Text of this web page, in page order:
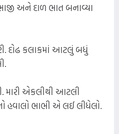
અને દાળ ભાત બનાવ્યા
દોઢ કલાકમાં આટલું બધું
મારી એકલીથી આટલી
હવાલો ભાભી એ લઈ લીધેલો.